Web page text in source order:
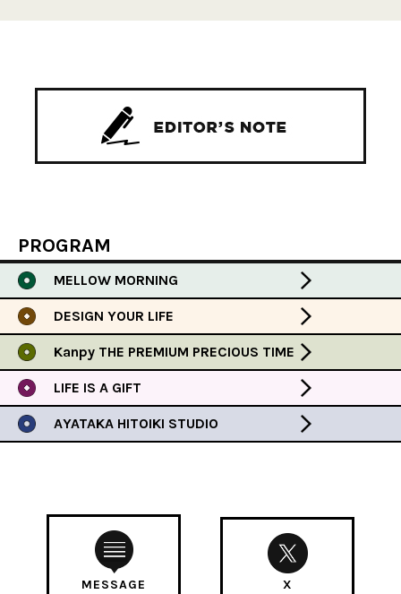
PROGRAM
MELLOW MORNING
DESIGN YOUR LIFE
Kanpy THE PREMIUM PRECIOUS TIME
LIFE IS A GIFT
AYATAKA HITOIKI STUDIO
MESSAGE X